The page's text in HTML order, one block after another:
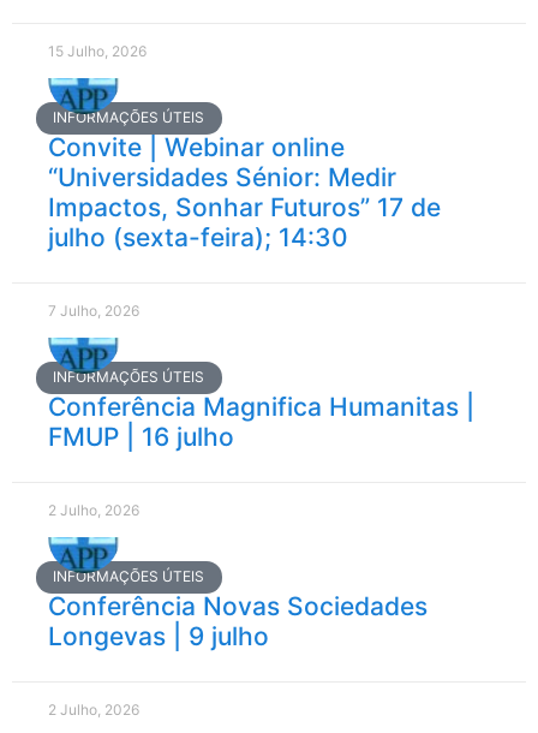
15 Julho, 2026
INFORMAÇÕES ÚTEIS
Convite | Webinar online
“Universidades Sénior: Medir
Impactos, Sonhar Futuros” 17 de
julho (sexta-feira); 14:30
7 Julho, 2026
INFORMAÇÕES ÚTEIS
Conferência Magnifica Humanitas |
FMUP | 16 julho
2 Julho, 2026
INFORMAÇÕES ÚTEIS
Conferência Novas Sociedades
Longevas | 9 julho
2 Julho, 2026